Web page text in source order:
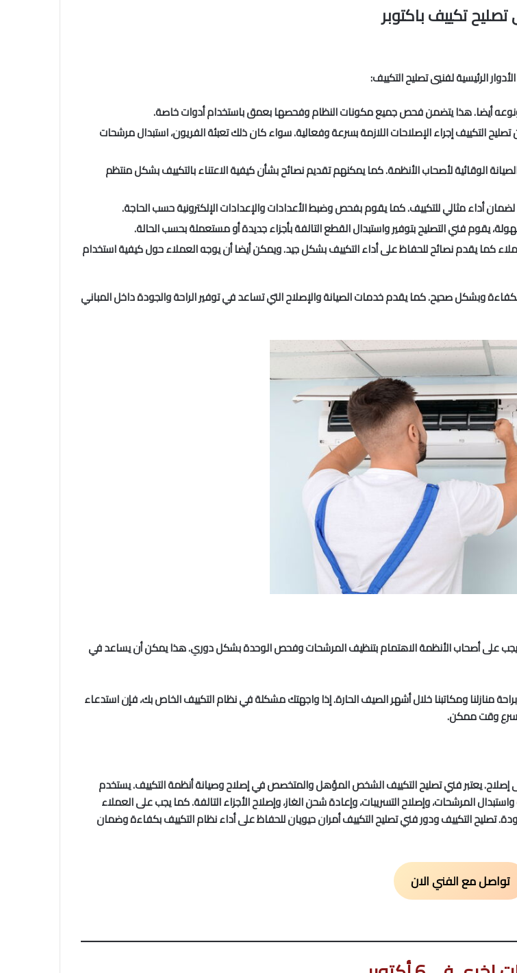
تكييف باكتوبر
الرئيسية لفنيي تصليح التكييف:
أيضا. هذا يتضمن فحص جميع مكونات النظام وفحصها بعمق باستخدام أدوات خاصة.
تصليح التكييف إجراء الإصلاحات اللازمة بسرعة وفعالية. سواء كان ذلك تعبئة الفريون، استبدال مرشحات
الوقائية لأصحاب الأنظمة. كما يمكنهم تقديم نصائح بشأن كيفية الاعتناء بالتكييف بشكل منتظم
أداء مثالي للتكييف. كما يقوم بفحص وضبط الأعدادات والإعدادات الإلكترونية حسب الحاجة.
يقوم فني التصليح بتوفير واستبدال القطع التالفة بأجزاء جديدة أو مستعملة بحسب الحالة.
كما يقدم نصائح للحفاظ على أداء التكييف بشكل جيد. ويمكن أيضا أن يوجه العملاء حول كيفية استخدام
وبشكل صحيح. كما يقدم خدمات الصيانة والإصلاح التي تساعد في توفير الراحة والجودة داخل المباني
يجب على أصحاب الأنظمة الاهتمام بتنظيف المرشحات وفحص الوحدة بشكل دوري. هذا يمكن أن يساعد في
منازلنا ومكاتبنا خلال أشهر الصيف الحارة. إذا واجهتك مشكلة في نظام التكييف الخاص بك، فإن استدعاء
أسرع وقت ممكن.
إصلاح. يعتبر فني تصليح التكييف الشخص المؤهل والمتخصص في إصلاح وصيانة أنظمة التكييف. يستخدم
المرشحات، وإصلاح التسريبات، وإعادة شحن الغاز، وإصلاح الأجزاء التالفة. كما يجب على العملاء
تصليح التكييف ودور فني تصليح التكييف أمران حيويان للحفاظ على أداء نظام التكييف بكفاءة وضمان
تواصل مع الفني الان